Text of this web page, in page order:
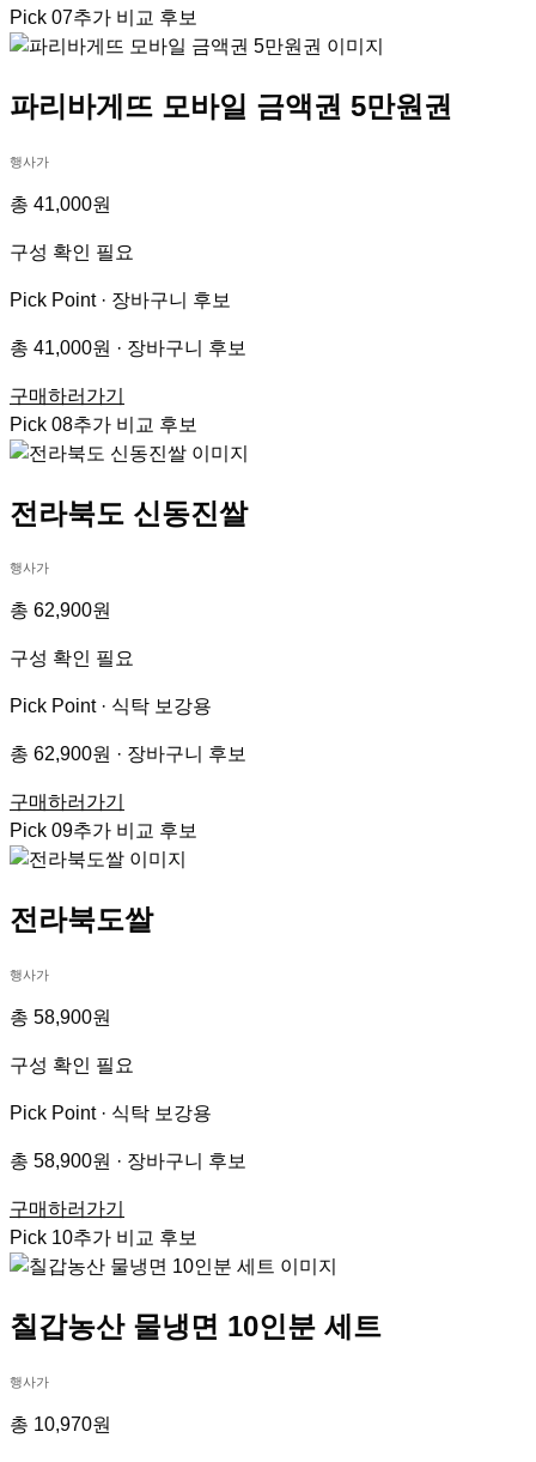
Pick 07추가 비교 후보
파리바게뜨 모바일 금액권 5만원권
행사가
총 41,000원
구성 확인 필요
Pick Point · 장바구니 후보
총 41,000원 · 장바구니 후보
구매하러가기
Pick 08추가 비교 후보
전라북도 신동진쌀
행사가
총 62,900원
구성 확인 필요
Pick Point · 식탁 보강용
총 62,900원 · 장바구니 후보
구매하러가기
Pick 09추가 비교 후보
전라북도쌀
행사가
총 58,900원
구성 확인 필요
Pick Point · 식탁 보강용
총 58,900원 · 장바구니 후보
구매하러가기
Pick 10추가 비교 후보
칠갑농산 물냉면 10인분 세트
행사가
총 10,970원